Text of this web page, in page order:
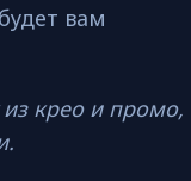
вам
из крео и промо,